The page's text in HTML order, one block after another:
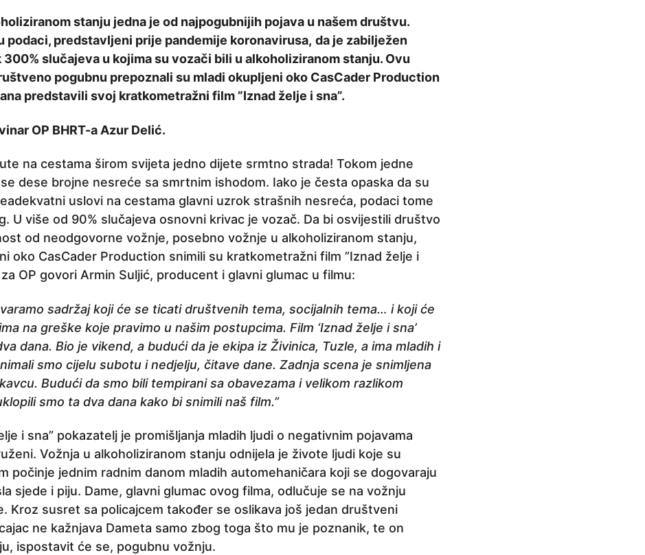
stanju jedna je od najpogubnijih pojava u našem društvu.
podaci, predstavljeni prije pandemije koronavirusa, da je zabilježen
300% slučajeva u kojima su vozači bili u alkoholiziranom stanju. Ovu
pogubnu prepoznali su mladi okupljeni oko CasCader Production
predstavili svoj kratkometražni film ”Iznad želje i sna”.
OP BHRT-a Azur Delić.
na cestama širom svijeta jedno dijete srmtno strada! Tokom jedne
dese brojne nesreće sa smrtnim ishodom. Iako je česta opaska da su
uslovi na cestama glavni uzrok strašnih nesreća, podaci tome
U više od 90% slučajeva osnovni krivac je vozač. Da bi osvijestili društvo
od neodgovorne vožnje, posebno vožnje u alkoholiziranom stanju,
oko CasCader Production snimili su kratkometražni film ”Iznad želje i
za OP govori Armin Suljić, producent i glavni glumac u filmu:
sadržaj koji će se ticati društvenih tema, socijalnih tema… i koji će
na greške koje pravimo u našim postupcima. Film ‘Iznad želje i sna’
dana. Bio je vikend, a budući da je ekipa iz Živinica, Tuzle, a ima mladih i
smo cijelu subotu i nedjelju, čitave dane. Zadnja scena je snimljena
Budući da smo bili tempirani sa obavezama i velikom razlikom
smo ta dva dana kako bi snimili naš film.”
i sna” pokazatelj je promišljanja mladih ljudi o negativnim pojavama
Vožnja u alkoholiziranom stanju odnijela je živote ljudi koje su
počinje jednim radnim danom mladih automehaničara koji se dogovaraju
sjede i piju. Dame, glavni glumac ovog filma, odlučuje se na vožnju
Kroz susret sa policajcem također se oslikava još jedan društveni
ne kažnjava Dameta samo zbog toga što mu je poznanik, te on
ispostavit će se, pogubnu vožnju.